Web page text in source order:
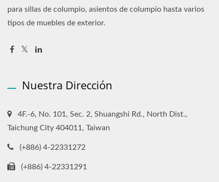
para sillas de columpio, asientos de columpio hasta varios
tipos de muebles de exterior.
Nuestra Dirección
4F.-6, No. 101, Sec. 2, Shuangshi Rd., North Dist.,
Taichung City 404011, Taiwan
(+886) 4-22331272
(+886) 4-22331291